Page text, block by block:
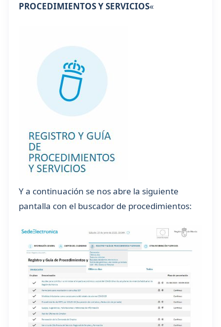
PROCEDIMIENTOS Y SERVICIOS«
Y a continuación se nos abre la siguiente
pantalla con el buscador de procedimientos: